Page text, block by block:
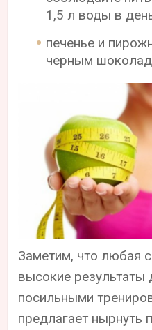
1,5 л воды в
печенье и
черным
Заметим, что любая
высокие результаты
посильными
предлагает нырнуть